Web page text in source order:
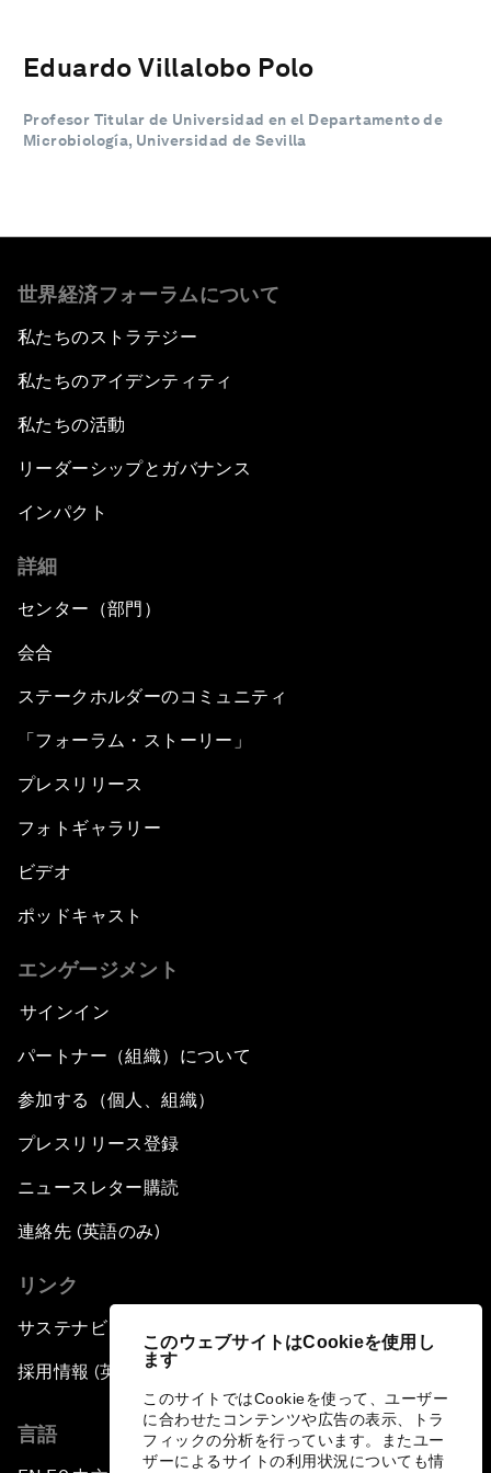
このウェブサイトはCookieを使用し
ます
このサイトではCookieを使って、ユーザー
に合わせたコンテンツや広告の表示、トラ
フィックの分析を行っています。またユー
ザーによるサイトの利用状況についても情
Eduardo Villalobo Polo
Profesor Titular de Universidad en el Departamento de
Microbiología, Universidad de Sevilla
世界経済フォーラムについて
私たちのストラテジー
私たちのアイデンティティ
私たちの活動
リーダーシップとガバナンス
インパクト
詳細
センター（部門）
会合
ステークホルダーのコミュニティ
「フォーラム・ストーリー」
プレスリリース
フォトギャラリー
ビデオ
ポッドキャスト
エンゲージメント
サインイン
パートナー（組織）について
参加する（個人、組織）
プレスリリース登録
ニュースレター購読
連絡先 (英語のみ)
リンク
サステナビリティへの取り組み
採用情報 (英語のみ)
言語